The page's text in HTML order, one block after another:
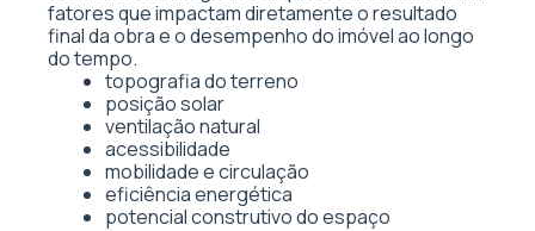
fatores que impactam diretamente o resultado
final da obra e o desempenho do imóvel ao longo
do tempo.
topografia do terreno
posição solar
ventilação natural
acessibilidade
mobilidade e circulação
eficiência energética
potencial construtivo do espaço